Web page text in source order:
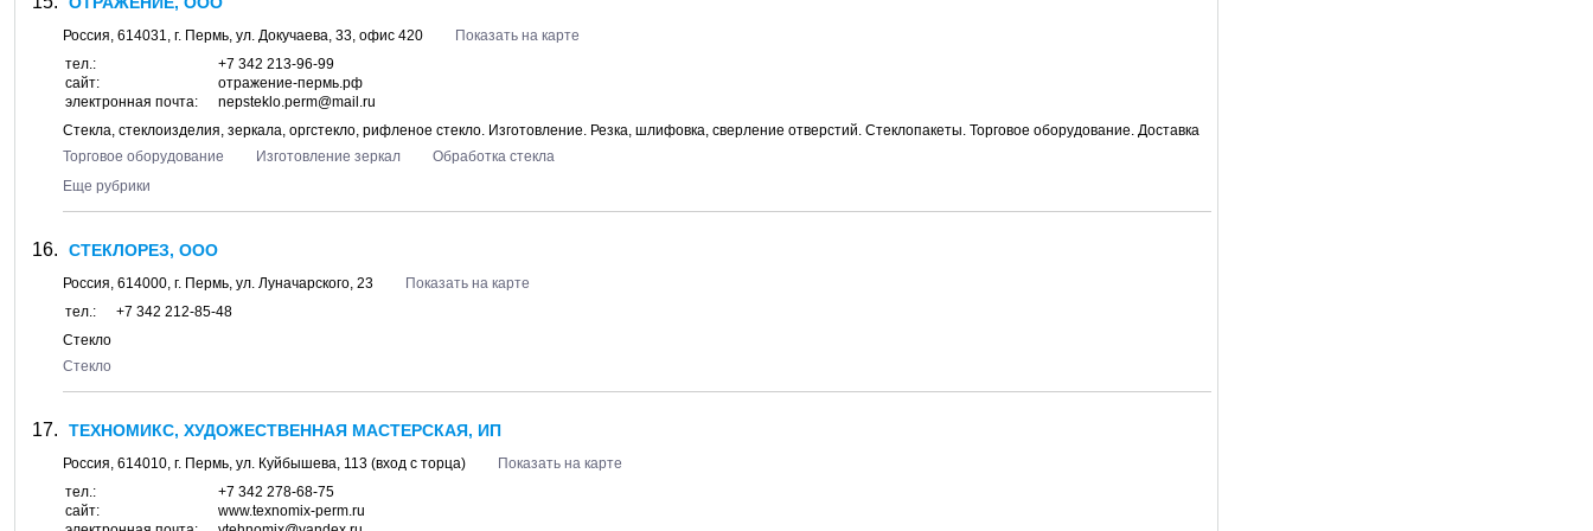
Россия, 614031, г. Пермь, ул. Докучаева, 33, офис 420
Показать на карте
тел.:
+7 342 213-96-99
сайт:
отражение-пермь.рф
электронная почта:
nepsteklo.perm@mail.ru
Стекла, стеклоизделия, зеркала, оргстекло, рифленое стекло. Изготовление. Резка, шлифовка, сверление отверстий. Стеклопакеты. Торговое оборудование. Доставка
Торговое оборудование
Изготовление зеркал
Обработка стекла
Еще рубрики
СТЕКЛОРЕЗ, ООО
Россия, 614000, г. Пермь, ул. Луначарского, 23
Показать на карте
тел.:
+7 342 212-85-48
Стекло
Стекло
ТЕХНОМИКС, ХУДОЖЕСТВЕННАЯ МАСТЕРСКАЯ, ИП
Россия, 614010, г. Пермь, ул. Куйбышева, 113 (вход с торца)
Показать на карте
тел.:
+7 342 278-68-75
сайт:
www.texnomix-perm.ru